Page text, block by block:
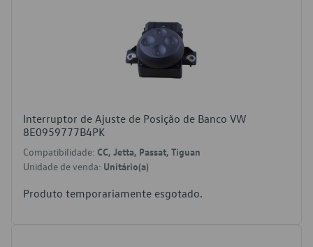
Interruptor de Ajuste de Posição de Banco VW
8E0959777B4PK
Compatibilidade: CC, Jetta, Passat, Tiguan
Unidade de venda: Unitário(a)
Produto temporariamente esgotado.